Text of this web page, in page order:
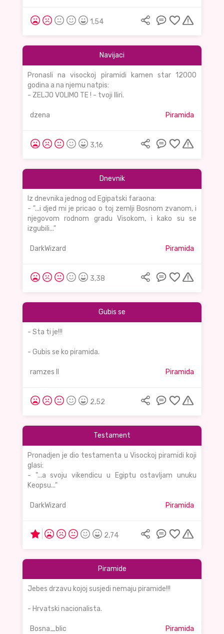
1,54
Navijaci
Pronasli na visockoj piramidi kamen star 12000
godina a na njemu natpis:
- ZELJO VOLIMO TE ! - tvoji Iliri.
dzena Piramida
3,16
Dnevnik
Iz dnevnika jednog od Egipatski faraona:
- "...i djed mi je pricao o toj zemlji Bosnom zvanom, i
njegovom rodnom gradu Visokom, i kako su se
izgubili..."
DarkWizard Piramida
3,38
Gubis se
- Sta ti je!!!
- Gubis se ko piramida.
ramzes II Piramida
2,52
Testament
Pronadjen je dio testamenta u Visockoj piramidi koji
glasi:
- "...a svoju vikendicu u Egiptu ostavljam unuku
Keopsu..."
DarkWizard Piramida
2,74
Piramide
Jebes drzavu kojoj susjedi nemaju piramide!!!
- Hrvatski nacionalista.
Bosna_blic Piramida